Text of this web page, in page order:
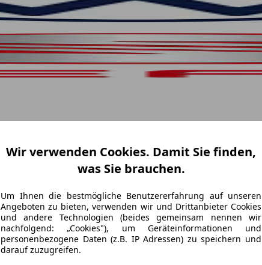
Wir verwenden Cookies. Damit Sie finden,
was Sie brauchen.
Um Ihnen die bestmögliche Benutzererfahrung auf unseren
Angeboten zu bieten, verwenden wir und Drittanbieter Cookies
und andere Technologien (beides gemeinsam nennen wir
nachfolgend: „Cookies"), um Geräteinformationen und
personenbezogene Daten (z.B. IP Adressen) zu speichern und
darauf zuzugreifen.